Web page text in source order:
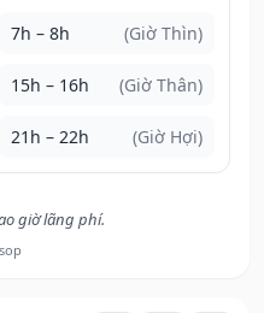
7h – 8h (Giờ Thìn)
15h – 16h (Giờ Thân)
21h – 22h (Giờ Hợi)
giờ lãng phí.